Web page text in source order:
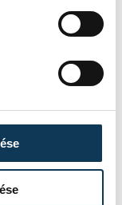
bérre
az ügy